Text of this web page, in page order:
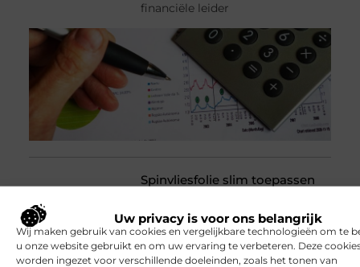
Uw privacy is voor ons belangrijk
Wij maken gebruik van cookies en vergelijkbare technologieën om te
u onze website gebruikt en om uw ervaring te verbeteren. Deze
worden ingezet voor verschillende doeleinden, zoals het tonen van
financiële leider
Spinvliesfolie slim toepassen
gevel luchtdicht en tegelijk
ademend op te bouwen, maar
twijfel je welke folie past bij jouw